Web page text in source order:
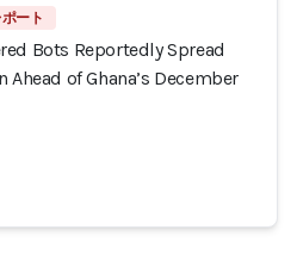
ポート
Bots Reportedly Spread
of Ghana’s December